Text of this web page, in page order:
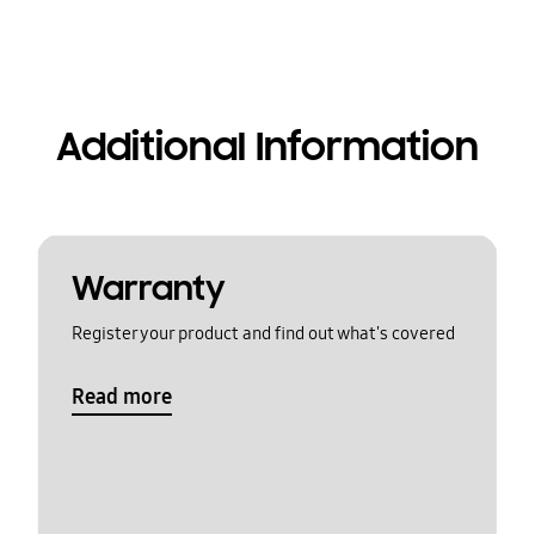
Additional Information
Warranty
Register your product and find out what's covered
Read more